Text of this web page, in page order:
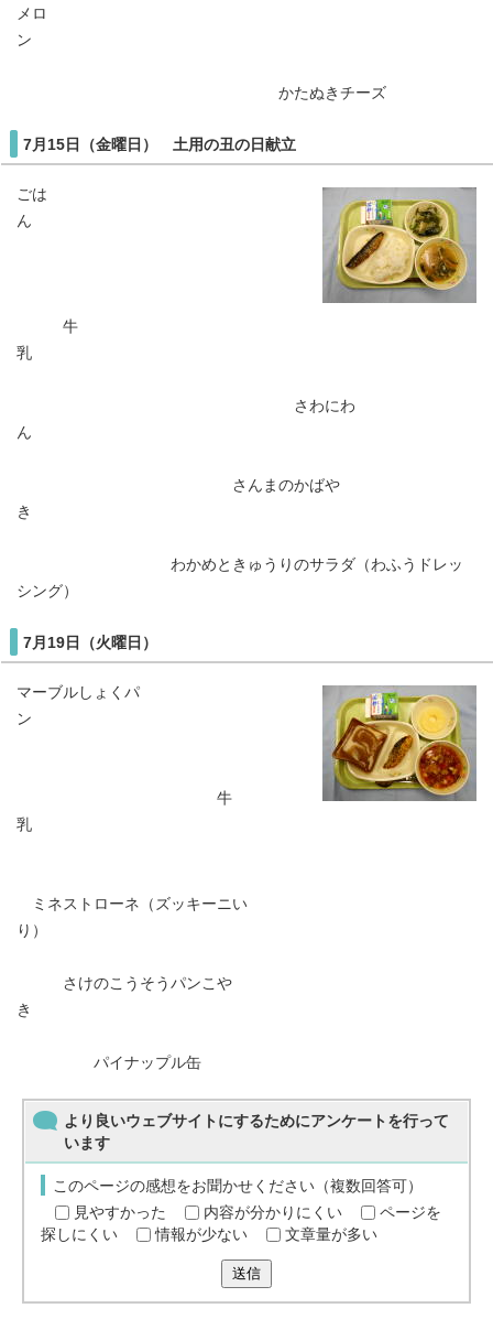
メロ
ン
かたぬきチーズ
7月15日（金曜日） 土用の丑の日献立
ごは
ん
牛
乳
さわにわ
ん
さんまのかばや
き
わかめときゅうりのサラダ（わふうドレッ
シング）
7月19日（火曜日）
マーブルしょくパ
ン
牛
乳
ミネストローネ（ズッキーニい
り）
さけのこうそうパンこや
き
パイナップル缶
より良いウェブサイトにするためにアンケートを行って
います
このページの感想をお聞かせください（複数回答可）
見やすかった
内容が分かりにくい
ページを
探しにくい
情報が少ない 文章量が多い
送信